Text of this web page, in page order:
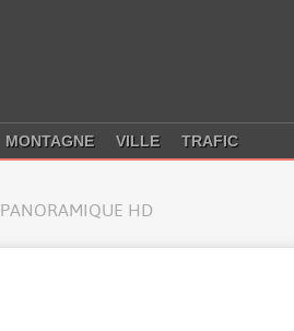
MONTAGNE VILLE TRAFIC
PANORAMIQUE HD